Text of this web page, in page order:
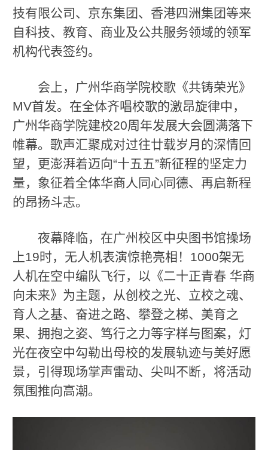
技有限公司、京东集团、香港四洲集团等来
自科技、教育、商业及公共服务领域的领军
机构代表签约。
会上，广州华商学院校歌《共铸荣光》
MV首发。在全体齐唱校歌的激昂旋律中，
广州华商学院建校20周年发展大会圆满落下
帷幕。歌声汇聚成对过往廿载岁月的深情回
望，更澎湃着迈向“十五五”新征程的坚定力
量，象征着全体华商人同心同德、再启新程
的昂扬斗志。
夜幕降临，在广州校区中央图书馆操场
上19时，无人机表演惊艳亮相！1000架无
人机在空中编队飞行，以《二十正青春 华商
向未来》为主题，从创校之光、立校之魂、
育人之基、奋进之路、攀登之梯、美育之
果、拥抱之姿、笃行之力等字样与图案，灯
光在夜空中勾勒出母校的发展轨迹与美好愿
景，引得现场掌声雷动、尖叫不断，将活动
氛围推向高潮。